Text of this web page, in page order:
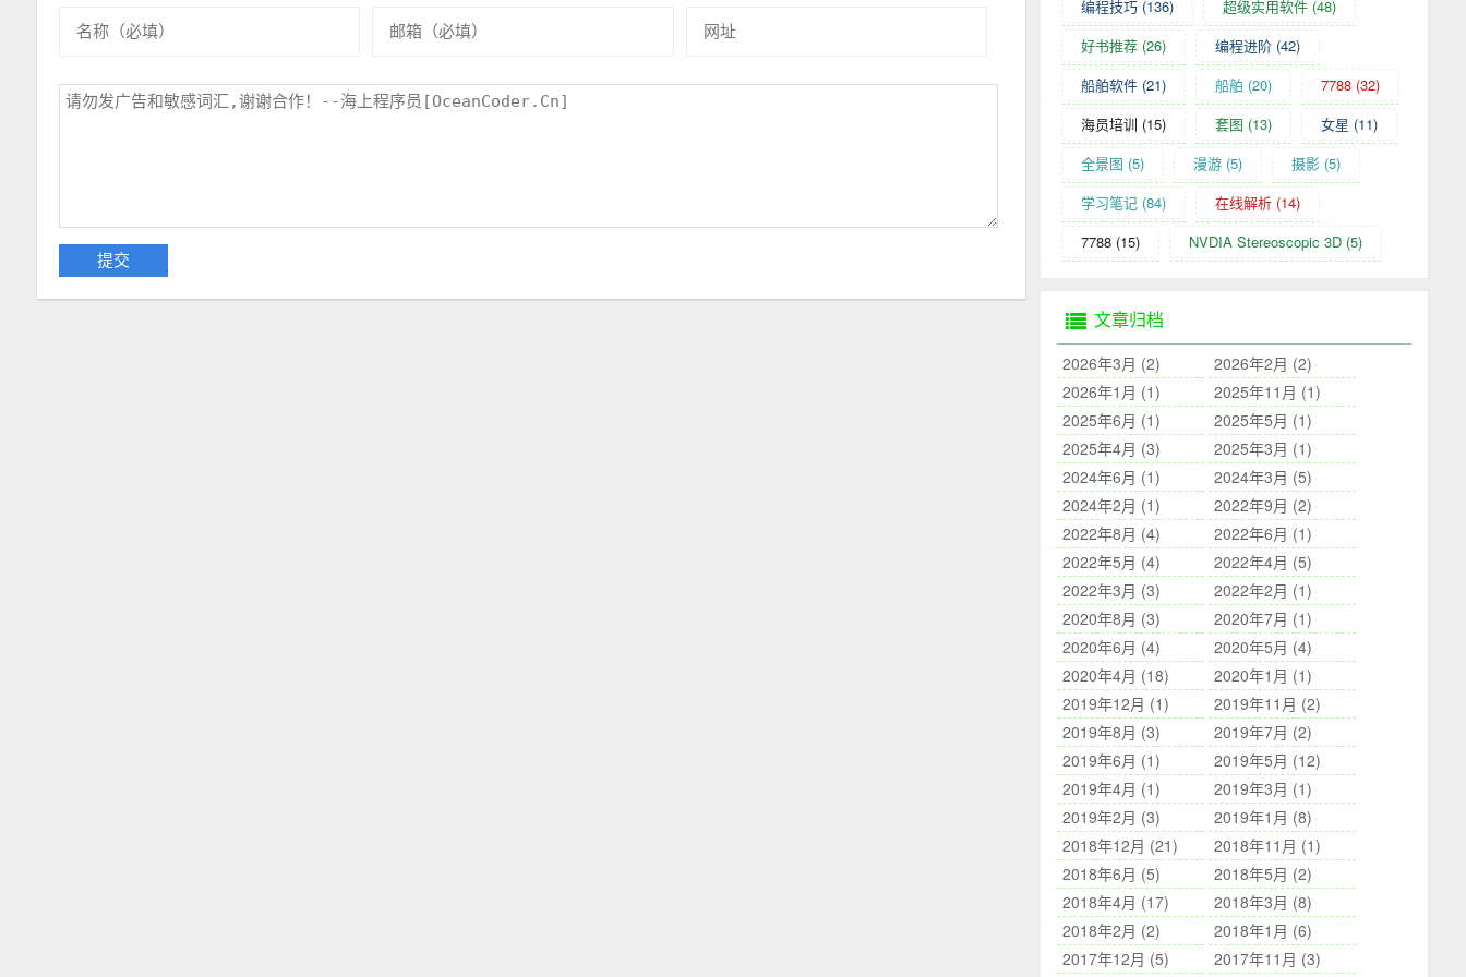
编程技巧(136) 超级实用软件(48)
好书推荐(26) 编程进阶(42)
船舶软件(21) 船舶 (20) 7788(32)
海员培训 (15) 套图 (13) 女星 (11)
全景图 (5) 漫游(5) 摄影(5)
学习笔记(84) 在线解析(14)
7788(15) NVDIA Stereoscopic 3D(5)
文章归档
2026年3月 (2)
2026年2月 (2)
2026年1月 (1)
2025年11月 (1)
2025年6月 (1)
2025年5月 (1)
2025年4月 (3)
2025年3月 (1)
2024年6月 (1)
2024年3月 (5)
2024年2月 (1)
2022年9月 (2)
2022年8月 (4)
2022年6月 (1)
2022年5月 (4)
2022年4月 (5)
2022年3月 (3)
2022年2月 (1)
2020年8月 (3)
2020年7月 (1)
2020年6月 (4)
2020年5月 (4)
2020年4月 (18)
2020年1月 (1)
2019年12月 (1)
2019年11月 (2)
2019年8月 (3)
2019年7月 (2)
2019年6月 (1)
2019年5月 (12)
2019年4月 (1)
2019年3月 (1)
2019年2月 (3)
2019年1月 (8)
2018年12月 (21)
2018年11月 (1)
2018年6月 (5)
2018年5月 (2)
2018年4月 (17)
2018年3月 (8)
2018年2月 (2)
2018年1月 (6)
2017年12月 (5)
2017年11月 (3)